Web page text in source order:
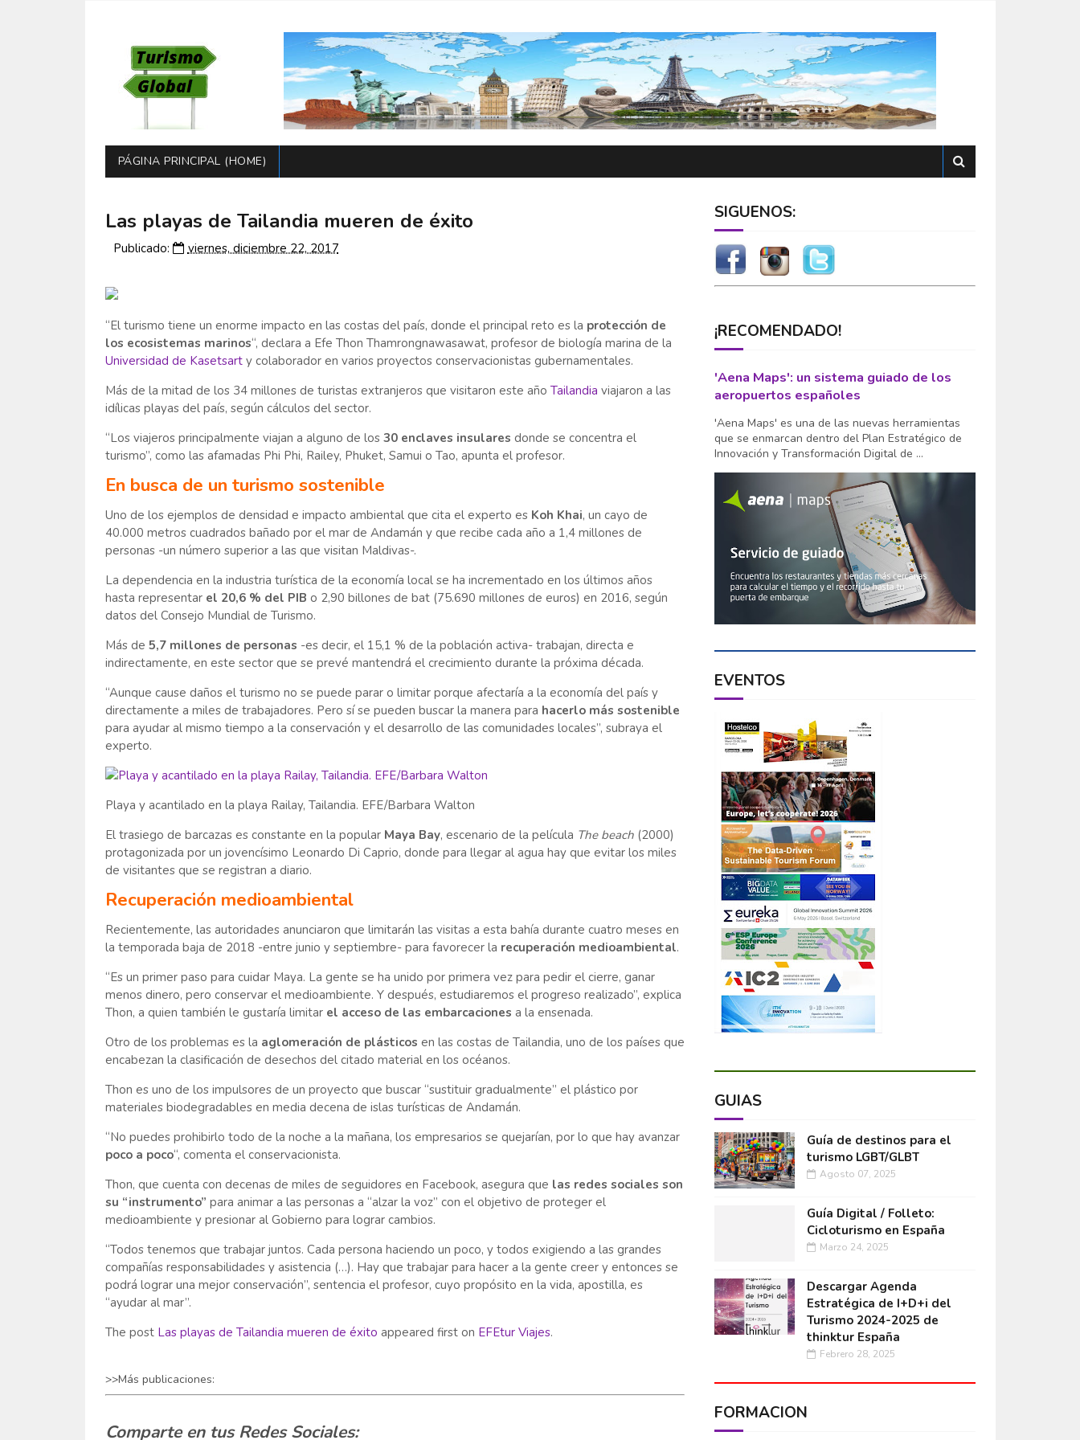
PÁGINA PRINCIPAL (HOME)
Las playas de Tailandia mueren de éxito
Publicado: viernes, diciembre 22, 2017
“El turismo tiene un enorme impacto en las costas del país, donde el principal reto es la protección de
los ecosistemas marinos“, declara a Efe Thon Thamrongnawasawat, profesor de biología marina de la
Universidad de Kasetsarty colaborador en varios proyectos conservacionistas gubernamentales.
Más de la mitad de los 34 millones de turistas extranjeros que visitaron este año Tailandia viajaron a las
idílicas playas del país, según cálculos del sector.
“Los viajeros principalmente viajan a alguno de los 30 enclaves insulares donde se concentra el
turismo”, como las afamadas Phi Phi, Railey, Phuket, Samui o Tao, apunta el profesor.
En busca de un turismo sostenible
Uno de los ejemplos de densidad e impacto ambiental que cita el experto es Koh Khai, un cayo de
40.000 metros cuadrados bañado por el mar de Andamán y que recibe cada año a 1,4 millones de
personas -un número superior a las que visitan Maldivas-.
La dependencia en la industria turística de la economía local se ha incrementado en los últimos años
hasta representar el 20,6 % del PIB o 2,90 billones de bat (75.690 millones de euros) en 2016, según
datos del Consejo Mundial de Turismo.
Más de 5,7 millones de personas -es decir, el 15,1 % de la población activa- trabajan, directa e
indirectamente, en este sector que se prevé mantendrá el crecimiento durante la próxima década.
“Aunque cause daños el turismo no se puede parar o limitar porque afectaría a la economía del país y
directamente a miles de trabajadores. Pero sí se pueden buscar la manera para hacerlo más sostenible
para ayudar al mismo tiempo a la conservación y el desarrollo de las comunidades locales”, subraya el
experto.
Playa y acantilado en la playa Railay, Tailandia. EFE/Barbara Walton
El trasiego de barcazas es constante en la popular Maya Bay, escenario de la película The beach(2000)
protagonizada por un jovencísimo Leonardo Di Caprio, donde para llegar al agua hay que evitar los miles
de visitantes que se registran a diario.
Recuperación medioambiental
Recientemente, las autoridades anunciaron que limitarán las visitas a esta bahía durante cuatro meses en
la temporada baja de 2018 -entre junio y septiembre- para favorecer la recuperación medioambiental.
“Es un primer paso para cuidar Maya. La gente se ha unido por primera vez para pedir el cierre, ganar
menos dinero, pero conservar el medioambiente. Y después, estudiaremos el progreso realizado”, explica
Thon, a quien también le gustaría limitar el acceso de las embarcaciones a la ensenada.
Otro de los problemas es la aglomeración de plásticos en las costas de Tailandia, uno de los países que
encabezan la clasificación de desechos del citado material en los océanos.
Thon es uno de los impulsores de un proyecto que buscar “sustituir gradualmente” el plástico por
materiales biodegradables en media decena de islas turísticas de Andamán.
“No puedes prohibirlo todo de la noche a la mañana, los empresarios se quejarían, por lo que hay avanzar
poco a poco“, comenta el conservacionista.
Thon, que cuenta con decenas de miles de seguidores en Facebook, asegura que las redes sociales son
su “instrumento” para animar a las personas a “alzar la voz” con el objetivo de proteger el
medioambiente y presionar al Gobierno para lograr cambios.
“Todos tenemos que trabajar juntos. Cada persona haciendo un poco, y todos exigiendo a las grandes
compañías responsabilidades y asistencia (…). Hay que trabajar para hacer a la gente creer y entonces se
podrá lograr una mejor conservación”, sentencia el profesor, cuyo propósito en la vida, apostilla, es
“ayudar al mar”.
The post Las playas de Tailandia mueren de éxito appeared first on EFEtur Viajes.
>>Más publicaciones:
Comparte en tus Redes Sociales:
SÍGUENOS:
¡RECOMENDADO!
'Aena Maps': un sistema guiado de los
aeropuertos españoles
'Aena Maps' es una de las nuevas herramientas
que se enmarcan dentro del Plan Estratégico de
Innovación y Transformación Digital de ...
EVENTOS
GUÍAS
Guía de destinos para el
turismo LGBT/GLBT
Agosto 07, 2025
Guía Digital / Folleto:
Cicloturismo en España
Marzo 24, 2025
Descargar Agenda
Estratégica de I+D+i del
Turismo 2024-2025 de
thinktur España
Febrero 28, 2025
FORMACIÓN